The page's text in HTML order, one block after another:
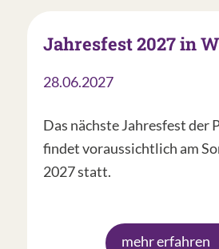
Jahresfest 2027 in
28.06.2027
Das nächste Jahresfest der
findet voraussichtlich am
2027 statt.
mehr erfahren